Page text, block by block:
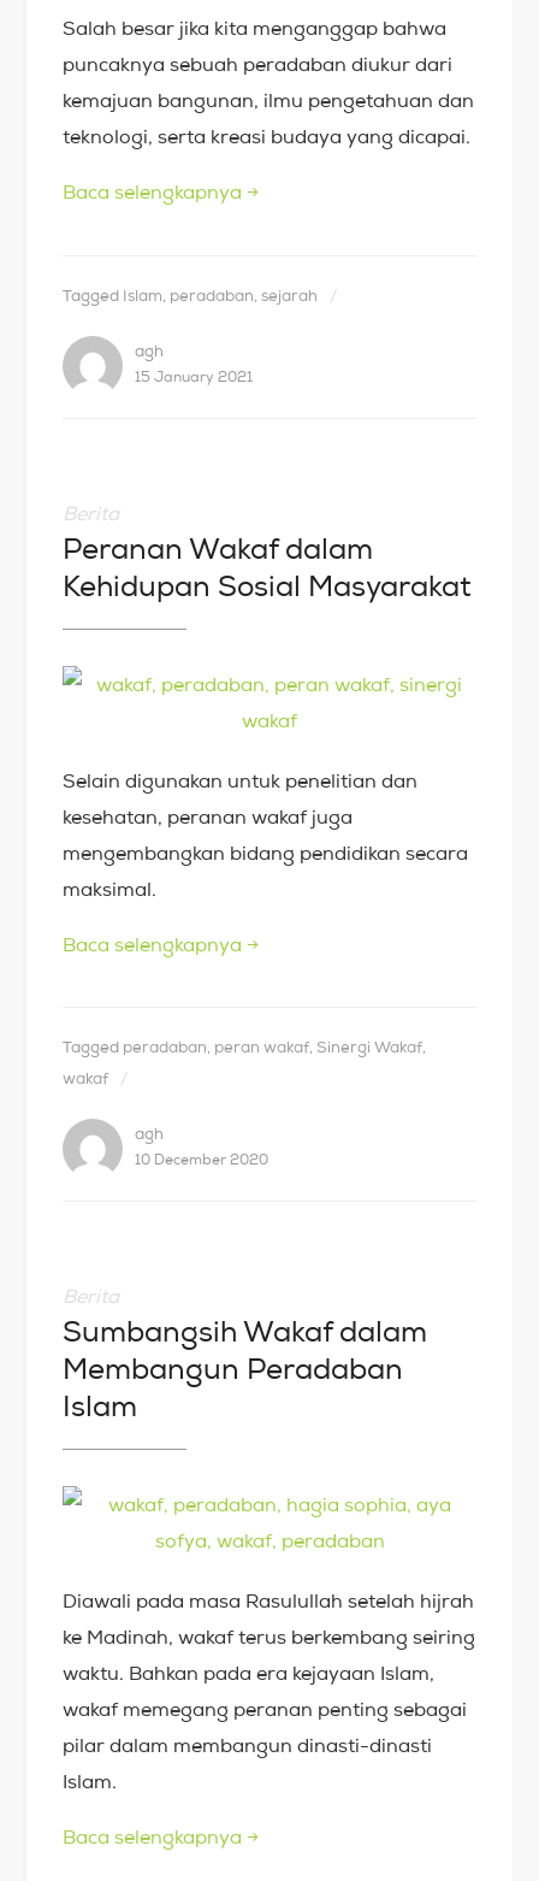
Salah besar jika kita menganggap bahwa
puncaknya sebuah peradaban diukur dari
kemajuan bangunan, ilmu pengetahuan dan
teknologi, serta kreasi budaya yang dicapai.
Baca selengkapnya →
Tagged Islam peradaban ,sejarah
agh
15 January 2021
Berita
Peranan Wakaf dalam
Kehidupan Sosial Masyarakat
Selain digunakan untuk penelitian dan
kesehatan, peranan wakaf juga
mengembangkan bidang pendidikan secara
maksimal.
Baca selengkapnya →
Tagged peradaban, peran wakaf, Sinergi Wakaf,
wakaf
agh
10 December 2020
Berita
Sumbangsih Wakaf dalam
Membangun Peradaban
Islam
Diawali pada masa Rasulullah setelah hijrah
ke Madinah, wakaf terus berkembang seiring
waktu. Bahkan pada era kejayaan Islam,
wakaf memegang peranan penting sebagai
pilar dalam membangun dinasti-dinasti
Islam.
Baca selengkapnya →